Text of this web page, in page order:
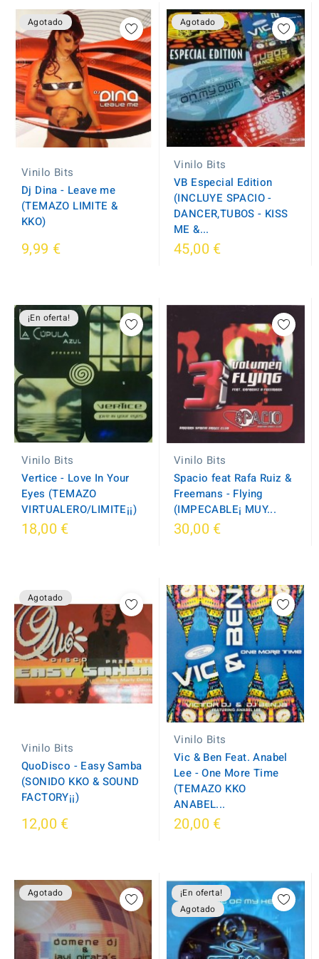
Agotado
Vinilo Bits
Dj Dina - Leave me
(TEMAZO LIMITE &
KKO)
9,99 €
Agotado
Vinilo Bits
VB Especial Edition
(INCLUYE SPACIO -
DANCER,TUBOS - KISS
ME &...
45,00 €
¡En oferta!
Vinilo Bits
Vertice - Love In Your
Eyes (TEMAZO
VIRTUALERO/LIMITE¡¡)
18,00 €
Vinilo Bits
Spacio feat Rafa Ruiz &
Freemans - Flying
(IMPECABLE¡ MUY...
30,00 €
Agotado
Vinilo Bits
QuoDisco - Easy Samba
(SONIDO KKO & SOUND
FACTORY¡¡)
12,00 €
Vinilo Bits
Vic & Ben Feat. Anabel
Lee - One More Time
(TEMAZO KKO
ANABEL...
20,00 €
Agotado
¡En oferta!
Agotado